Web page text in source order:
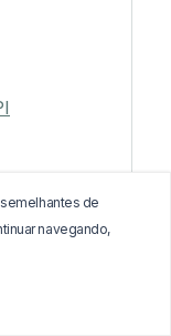
de
navegando,